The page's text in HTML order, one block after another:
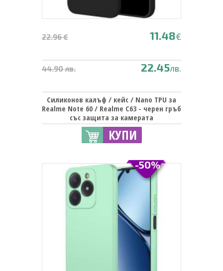
22.96 € 11.48€
44.90 лв. 22.45лв.
Силиконов калъф / кейс / Nano TPU за
Realme Note 60 / Realme C63 - черен гръб
със защита за камерата
КУПИ
-50%